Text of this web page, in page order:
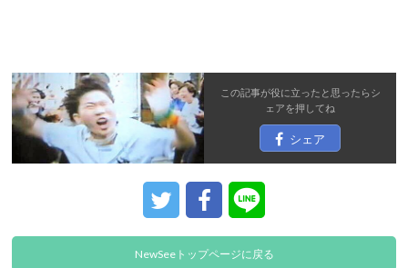
この記事が役に立ったと思ったらシ
ェアを押してね
シェア
NewSeeトップページに戻る